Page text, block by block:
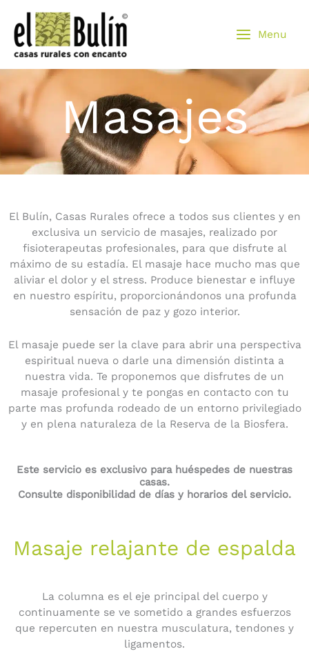
contenido
Menu
Masajes
El Bulín, Casas Rurales ofrece a todos sus clientes y en
exclusiva un servicio de masajes, realizado por
fisioterapeutas profesionales, para que disfrute al
máximo de su estadía. El masaje hace mucho mas que
aliviar el dolor y el stress. Produce bienestar e influye
en nuestro espíritu, proporcionándonos una profunda
sensación de paz y gozo interior.
El masaje puede ser la clave para abrir una perspectiva
espiritual nueva o darle una dimensión distinta a
nuestra vida. Te proponemos que disfrutes de un
masaje profesional y te pongas en contacto con tu
parte mas profunda rodeado de un entorno privilegiado
y en plena naturaleza de la Reserva de la Biosfera.
Este servicio es exclusivo para huéspedes de nuestras
casas.
Consulte disponibilidad de días y horarios del servicio.
Masaje relajante de espalda
La columna es el eje principal del cuerpo y
continuamente se ve sometido a grandes esfuerzos
que repercuten en nuestra musculatura, tendones y
ligamentos.